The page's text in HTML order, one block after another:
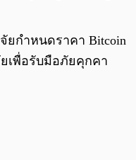
ยกำหนดราคา Bitcoin
เพื่อรับมือภัยคุกคา